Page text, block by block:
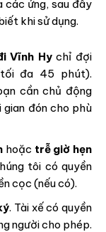
ứng, sau đây
khi sử dụng.
Vĩnh Hychỉ đợi
đa 45 phút).
cần chủ động
đón cho phù
hoặc trễ giờ hẹn
tôi có quyền
cọc (nếu có).
. Tài xế có quyền
người cho phép.